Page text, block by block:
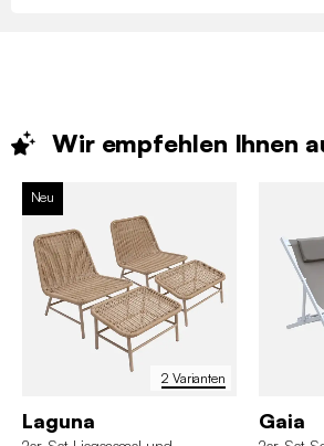
Wir empfehlen Ihnen
2 Varianten
Neu
Laguna Gaia